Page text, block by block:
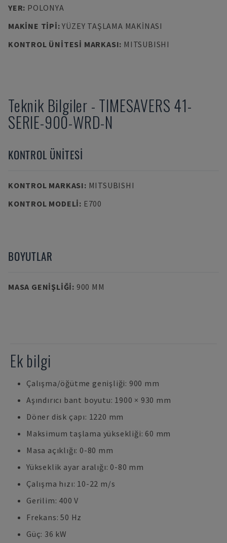
YER: POLONYA
MAKINE TIPI:YÜZEY TAŞLAMA MAKINASI
KONTROL ÜNITESI MARKASI: MITSUBISHI
Teknik Bilgiler - TIMESAVERS 41-
SERIE-900-WRD-N
KONTROL ÜNITESI
KONTROL MARKASI: MITSUBISHI
KONTROL MODELI: E700
BOYUTLAR
MASA GENIŞLIĞI: 900 MM
Ek bilgi
Çalışma/öğütme genişliği: 900 mm
Aşındırıcı bant boyutu: 1900 × 930 mm
Döner disk çapı: 1220 mm
Maksimum taşlama yüksekliği: 60 mm
Masa açıklığı: 0-80 mm
Yükseklik ayar aralığı: 0-80 mm
Çalışma hızı: 10-22 m/s
Gerilim: 400 V
Frekans: 50 Hz
Güç: 36 kW